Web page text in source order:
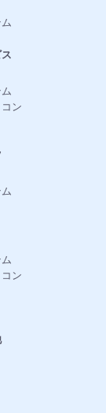
ン
ン